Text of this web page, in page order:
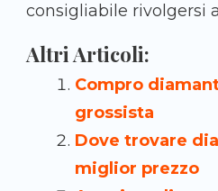
consigliabile rivolgersi
Altri Articoli:
Compro
grossista
Dove trovare
miglior prezzo